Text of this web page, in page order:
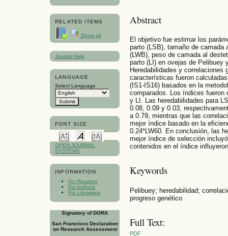
RELATED ITEMS
Show all
Journal Help
LANGUAGE
Select Language
FONT SIZE
OPEN JOURNAL
SYSTEMS
INFORMATION
For Readers
For Authors
For Librarians
Signatory of DORA
San Francisco Declaration
on Research Assessment
Abstract
El objetivo fue estimar los
parto (LSB), tamaño de camada
(LWB), peso de camada al
parto (LI) en ovejas de Pelibuey
Heredabilidades y
características fueron
(IS1-IS16) basados en la
comparados. Los índices fueron
y LI. Las heredabilidades para
0.08, 0.09 y 0.03,
a 0.79, mientras que las
mejor índice basado en la
0.24*LW60. En conclusión, las
mejor índice de selección
contenidos en el índice
Keywords
Pelibuey; heredabilidad;
progreso genético
Full Text:
PDF